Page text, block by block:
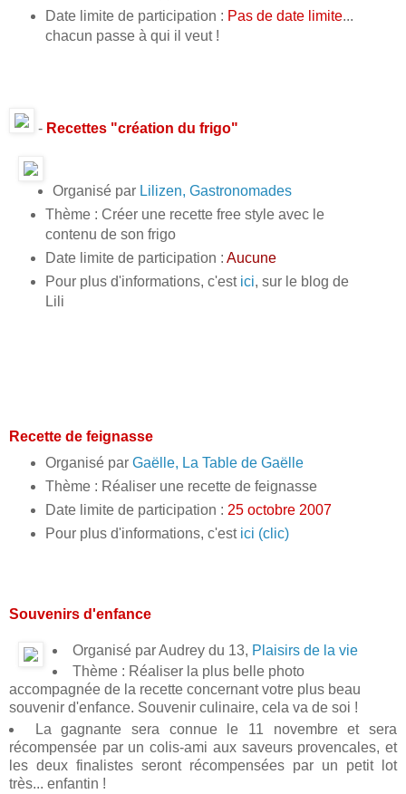
Date limite de participation : Pas de date limite...
chacun passe à qui il veut !
- Recettes "création du frigo"
Organisé par Lilizen, Gastronomades
Thème : Créer une recette free style avec le
contenu de son frigo
Date limite de participation : Aucune
Pour plus d'informations, c'est ici, sur le blog de
Lili
Recette de feignasse
Organisé par Gaëlle, La Table de Gaëlle
Thème : Réaliser une recette de feignasse
Date limite de participation : 25 octobre 2007
Pour plus d'informations, c'est ici (clic)
Souvenirs d'enfance
Organisé par Audrey du 13, Plaisirs de la vie
Thème : Réaliser la plus belle photo
accompagnée de la recette concernant votre plus beau
souvenir d'enfance. Souvenir culinaire, cela va de soi !
La gagnante sera connue le 11 novembre et sera
récompensée par un colis-ami aux saveurs provencales, et
les deux finalistes seront récompensées par un petit lot
très... enfantin !